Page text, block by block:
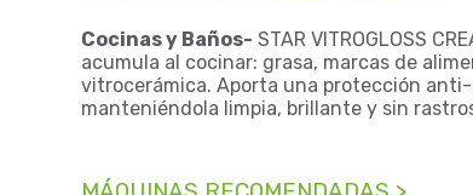
Cocinas y Baños- STAR VITROGLOSS
acumula al cocinar: grasa, marcas de
vitrocerámica. Aporta una protección
manteniéndola limpia, brillante y sin